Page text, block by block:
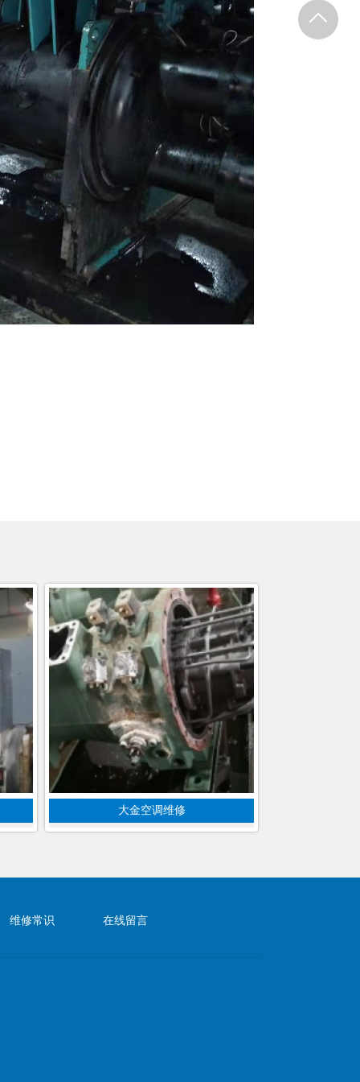
大金空调维修
维修常识 在线留言